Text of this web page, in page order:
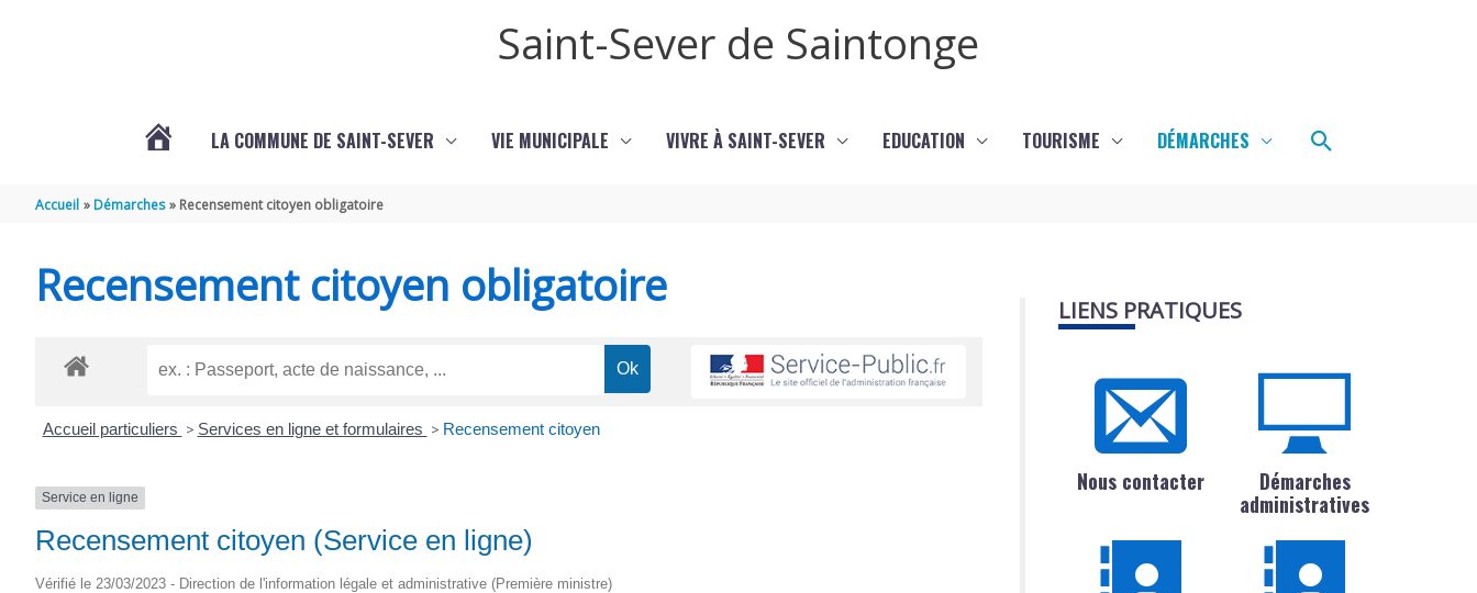
Saint-Sever de Saintonge
SAINTONGE
LA COMMUNE DE SAINT-SEVER VIE MUNICIPALE VIVRE À SAINT-SEVER EDUCATION TOURISME DÉMARCHES Rechercher
Accueil Démarches Recensement citoyen obligatoire
Recensement citoyen obligatoire
Accueil particuliers > Services en ligne et formulaires > Recensement citoyen
Service en ligne
Recensement citoyen (Service en ligne)
Vérifié le 23/03/2023 - Direction de l'information légale et administrative (Première ministre)
LIENS PRATIQUES
Nous contacter
Démarches
administratives